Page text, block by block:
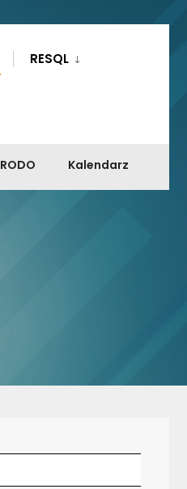
RESQL
RODO Kalendarz